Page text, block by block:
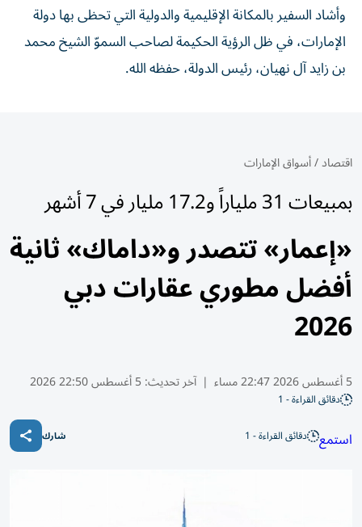
وأشاد السفير بالمكانة الإقليمية والدولية التي تحظى بها دولة
الإمارات، في ظل الرؤية الحكيمة لصاحب السموّ الشيخ محمد
بن زايد آل نهيان، رئيس الدولة، حفظه الله.
اقتصاد/أسواق الإمارات
بمبيعات 31 ملياراً و17.2 مليار في 7 أشهر
«إعمار» تتصدر و«داماك» ثانية
أفضل مطوري عقارات دبي
2026
5 أغسطس 2026 22:47 مساء | آخر تحديث:5 أغسطس 22:50 2026
دقائق القراءة - 1
استمع دقائق القراءة - 1 شارك